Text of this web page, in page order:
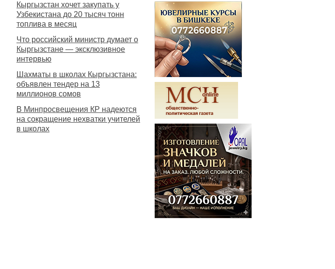
Кыргызстан хочет закупать у
Узбекистана до 20 тысяч тонн
топлива в месяц
Что российский министр думает о
Кыргызстане — эксклюзивное
интервью
Шахматы в школах Кыргызстана:
объявлен тендер на 13
миллионов сомов
В Минпросвещения КР надеются
на сокращение нехватки учителей
в школах